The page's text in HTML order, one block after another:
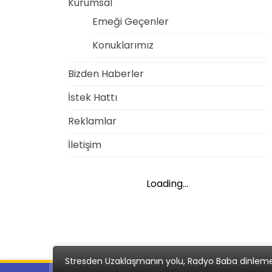
Kurumsal
Emeği Geçenler
Konuklarımız
Bizden Haberler
İstek Hattı
Reklamlar
İletişim
Loading...
Stresden Uzaklaşmanın yolu, Radyo Baba